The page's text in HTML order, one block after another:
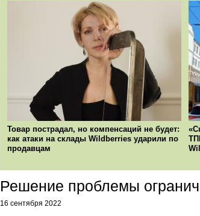
Товар пострадал, но компенсаций не будет:
как атаки на склады Wildberries ударили по
продавцам
Решение проблемы
16 сентября 2022